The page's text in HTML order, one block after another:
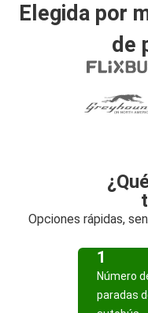
Elegida por
de
Opciones rápidas,
1
Número
paradas